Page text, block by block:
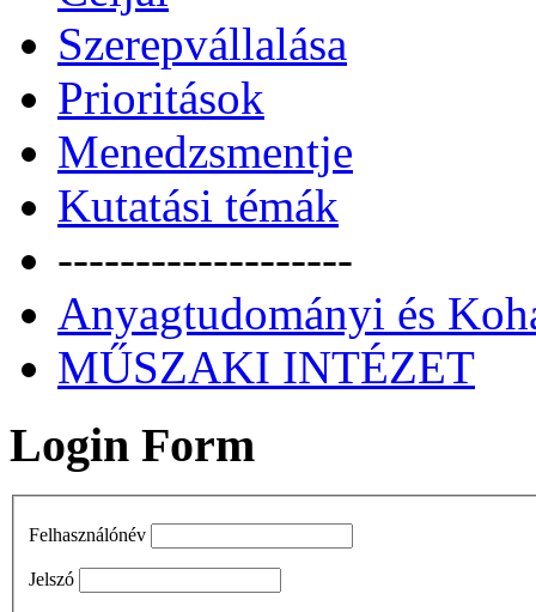
Szerepvállalása
Prioritások
Menedzsmentje
Kutatási témák
-------------------
Anyagtudományi és
MŰSZAKI INTÉZET
Login Form
Felhasználónév
Jelszó